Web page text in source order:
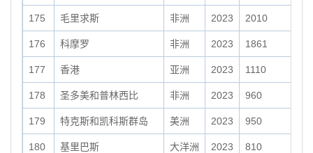
175 毛里求斯 非洲 2023 2010
176 科摩罗 非洲 2023 1861
177 香港 亚洲 2023 1110
178 圣多美和普林西比 非洲 2023 960
179 特克斯和凯科斯群岛 美洲 2023 950
180 基里巴斯 大洋洲 2023 810